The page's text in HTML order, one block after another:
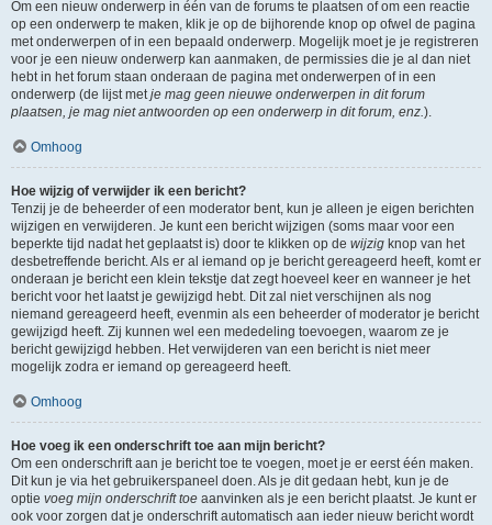
Om een nieuw onderwerp in één van de forums te plaatsen of om een reactie
op een onderwerp te maken, klik je op de bijhorende knop op ofwel de pagina
met onderwerpen of in een bepaald onderwerp. Mogelijk moet je je registreren
voor je een nieuw onderwerp kan aanmaken, de permissies die je al dan niet
hebt in het forum staan onderaan de pagina met onderwerpen of in een
onderwerp (de lijst metje mag geen nieuwe onderwerpen in dit forum
plaatsen, je mag niet antwoorden op een onderwerp in dit forum, enz.).
Omhoog
Hoe wijzig of verwijder ik een bericht?
Tenzij je de beheerder of een moderator bent, kun je alleen je eigen berichten
wijzigen en verwijderen. Je kunt een bericht wijzigen (soms maar voor een
beperkte tijd nadat het geplaatst is) door te klikken op de wijzig knop van het
desbetreffende bericht. Als er al iemand op je bericht gereageerd heeft, komt er
onderaan je bericht een klein tekstje dat zegt hoeveel keer en wanneer je het
bericht voor het laatst je gewijzigd hebt. Dit zal niet verschijnen als nog
niemand gereageerd heeft, evenmin als een beheerder of moderator je bericht
gewijzigd heeft. Zij kunnen wel een mededeling toevoegen, waarom ze je
bericht gewijzigd hebben. Het verwijderen van een bericht is niet meer
mogelijk zodra er iemand op gereageerd heeft.
Omhoog
Hoe voeg ik een onderschrift toe aan mijn bericht?
Om een onderschrift aan je bericht toe te voegen, moet je er eerst één maken.
Dit kun je via het gebruikerspaneel doen. Als je dit gedaan hebt, kun je de
optie voeg mijn onderschrift toe aanvinken als je een bericht plaatst. Je kunt er
ook voor zorgen dat je onderschrift automatisch aan ieder nieuw bericht wordt